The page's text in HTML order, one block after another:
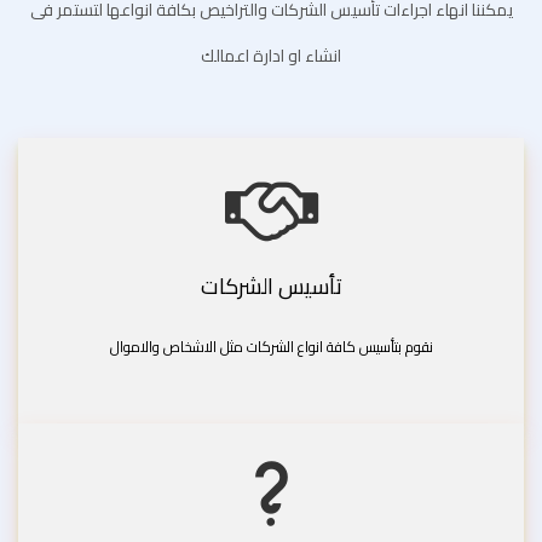
يمكننا انهاء اجراءات تأسيس الشركات والتراخيص بكافة انواعها لتستمر فى
انشاء او ادارة اعمالك
تأسيس الشركات
نقوم بتأسيس كافة انواع الشركات مثل الاشخاص والاموال